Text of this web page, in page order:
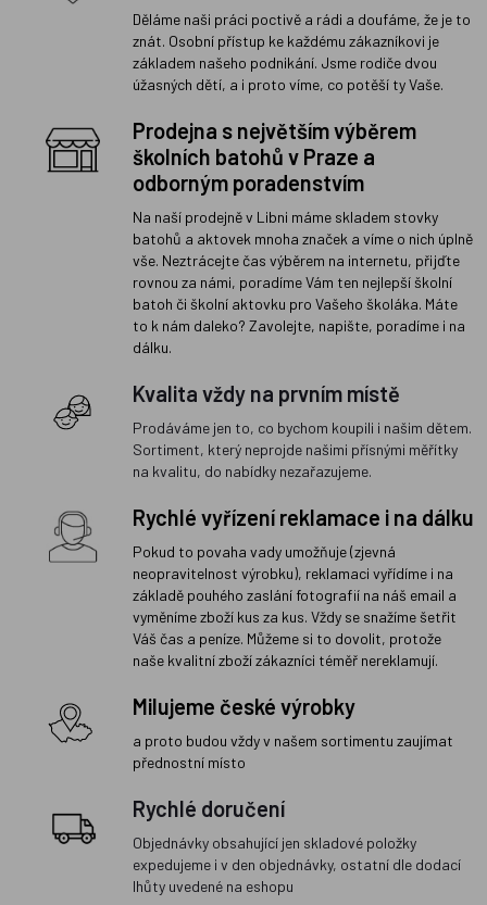
Děláme naši práci poctivě a rádi a doufáme, že je to
znát. Osobní přístup ke každému zákazníkovi je
základem našeho podnikání. Jsme rodiče dvou
úžasných dětí, a i proto víme, co potěší ty Vaše.
Prodejna s největším výběrem
školních batohů v Praze a
odborným poradenstvím
Na naší prodejně v Libni máme skladem stovky
batohů a aktovek mnoha značek a víme o nich úplně
vše. Neztrácejte čas výběrem na internetu, přijďte
rovnou za námi, poradíme Vám ten nejlepší školní
batoh či školní aktovku pro Vašeho školáka. Máte
to k nám daleko? Zavolejte, napište, poradíme i na
dálku.
Kvalita vždy na prvním místě
Prodáváme jen to, co bychom koupili i našim dětem.
Sortiment, který neprojde našimi přísnými měřítky
na kvalitu, do nabídky nezařazujeme.
Rychlé vyřízení reklamace i na dálku
Pokud to povaha vady umožňuje (zjevná
neopravitelnost výrobku), reklamaci vyřídíme i na
základě pouhého zaslání fotografií na náš email a
vyměníme zboží kus za kus. Vždy se snažíme šetřit
Váš čas a peníze. Můžeme si to dovolit, protože
naše kvalitní zboží zákazníci téměř nereklamují.
Milujeme české výrobky
a proto budou vždy v našem sortimentu zaujímat
přednostní místo
Rychlé doručení
Objednávky obsahující jen skladové položky
expedujeme i v den objednávky, ostatní dle dodací
lhůty uvedené na eshopu